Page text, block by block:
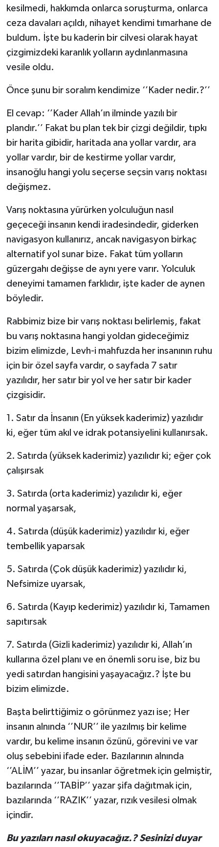
kesilmedi, hakkımda onlarca soruşturma, onlarca
ceza davaları açıldı, nihayet kendimi tımarhane de
buldum. İşte bu kaderin bir cilvesi olarak hayat
çizgimizdeki karanlık yolların aydınlanmasına
vesile oldu.
Önce şunu bir soralım kendimize ‘’Kader nedir.?’’
El cevap: ‘’Kader Allah’ın ilminde yazılı bir
plandır.’’ Fakat bu plan tek bir çizgi değildir, tıpkı
bir harita gibidir, haritada ana yollar vardır, ara
yollar vardır, bir de kestirme yollar vardır,
insanoğlu hangi yolu seçerse seçsin varış noktası
değişmez.
Varış noktasına yürürken yolculuğun nasıl
geçeceği insanın kendi iradesindedir, giderken
navigasyon kullanırız, ancak navigasyon birkaç
alternatif yol sunar bize. Fakat tüm yolların
güzergahı değişse de aynı yere varır. Yolculuk
deneyimi tamamen farklıdır, işte kader de aynen
böyledir.
Rabbimiz bize bir varış noktası belirlemiş, fakat
bu varış noktasına hangi yoldan gideceğimiz
bizim elimizde, Levh-i mahfuzda her insanının ruhu
için bir özel sayfa vardır, o sayfada 7 satır
yazılıdır, her satır bir yol ve her satır bir kader
çizgisidir.
1. Satır da İnsanın (En yüksek kaderimiz) yazılıdır
ki, eğer tüm akıl ve idrak potansiyelini kullanırsak.
2. Satırda (yüksek kaderimiz) yazılıdır ki; eğer çok
çalışırsak
3. Satırda (orta kaderimiz) yazılıdır ki, eğer
normal yaşarsak,
4. Satırda (düşük kaderimiz) yazılıdır ki, eğer
tembellik yaparsak
5. Satırda (Çok düşük kaderimiz) yazılıdır ki,
Nefsimize uyarsak,
6. Satırda (Kayıp kederimiz) yazılıdır ki, Tamamen
sapıtırsak
7. Satırda (Gizli kaderimiz) yazılıdır ki, Allah’ın
kullarına özel planı ve en önemli soru ise, biz bu
yedi satırdan hangisini yaşayacağız.? İşte bu
bizim elimizde.
Başta belirttiğimiz o görünmez yazı ise; Her
insanın alnında ‘’NUR’’ ile yazılmış bir kelime
vardır, bu kelime insanın özünü, görevini ve var
oluş sebebini ifade eder. Bazılarının alnında
‘’ALİM’’ yazar, bu insanlar öğretmek için gelmiştir,
bazılarında ‘’TABİP’’ yazar şifa dağıtmak için,
bazılarında ‘’RAZIK’’ yazar, rızık vesilesi olmak
içindir.
Bu yazıları nasıl okuyacağız.? Sesinizi duyar